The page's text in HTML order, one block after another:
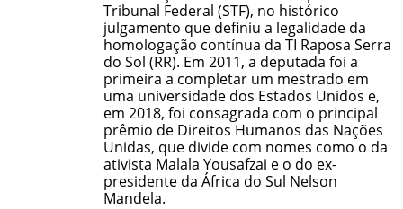
Tribunal Federal (STF), no histórico
julgamento que definiu a legalidade da
homologação contínua da TI Raposa Serra
do Sol (RR). Em 2011, a deputada foi a
primeira a completar um mestrado em
uma universidade dos Estados Unidos e,
em 2018, foi consagrada com o principal
prêmio de Direitos Humanos das Nações
Unidas, que divide com nomes como o da
ativista Malala Yousafzai e o do ex-
presidente da África do Sul Nelson
Mandela.